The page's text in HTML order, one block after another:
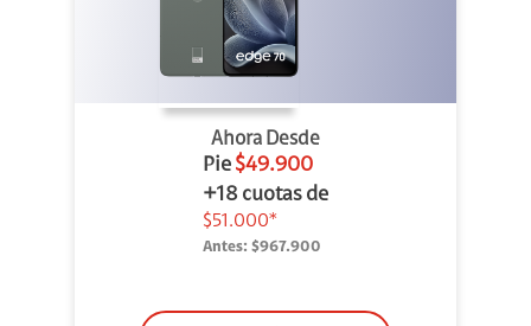
Ahora Desde
Pie $49.900
+18 cuotas de
$51.000*
Antes: $967.900